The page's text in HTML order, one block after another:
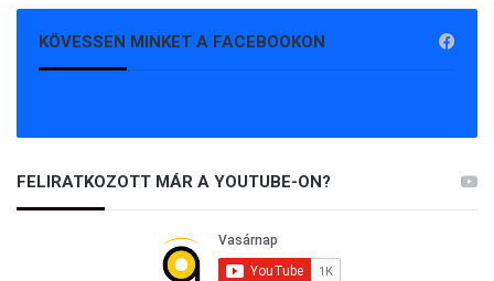
KÖVESSEN MINKET A FACEBOOKON
FELIRATKOZOTT MÁR A YOUTUBE-ON?